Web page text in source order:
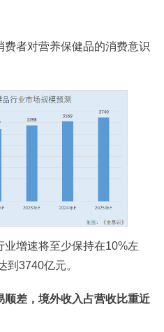
者对营养保健品的消费意识
增速将至少保持在10%左
到3740亿元。
差，境外收入占营收比重近